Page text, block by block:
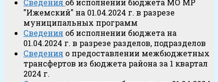
Сведения об исполнении бюджета МО МР
"Ижемский" на 01.04.2024 г. в разрезе
муниципальных программ
Сведения об исполнении бюджета на
01.04.2024 г. в разрезе разделов, подразделов
Сведения о предоставлении межбюджетных
трансфертов из бюджета района за 1 квартал
2024 г.